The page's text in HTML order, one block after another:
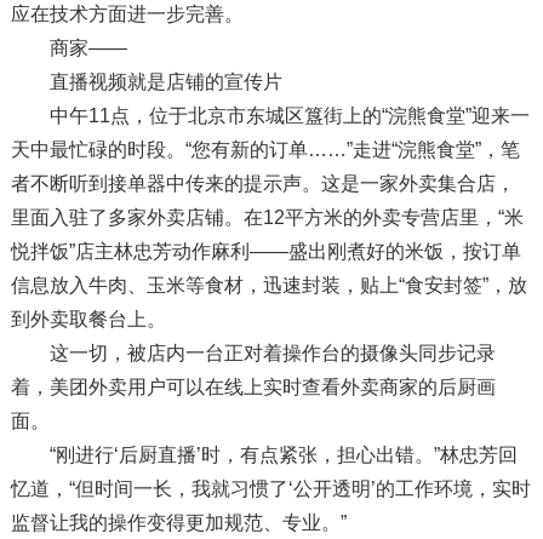
应在技术方面进一步完善。
商家——
直播视频就是店铺的宣传片
中午11点，位于北京市东城区簋街上的“浣熊食堂”迎来一
天中最忙碌的时段。“您有新的订单……”走进“浣熊食堂”，笔
者不断听到接单器中传来的提示声。这是一家外卖集合店，
里面入驻了多家外卖店铺。在12平方米的外卖专营店里，“米
悦拌饭”店主林忠芳动作麻利——盛出刚煮好的米饭，按订单
信息放入牛肉、玉米等食材，迅速封装，贴上“食安封签”，放
到外卖取餐台上。
这一切，被店内一台正对着操作台的摄像头同步记录
着，美团外卖用户可以在线上实时查看外卖商家的后厨画
面。
“刚进行‘后厨直播’时，有点紧张，担心出错。”林忠芳回
忆道，“但时间一长，我就习惯了‘公开透明’的工作环境，实时
监督让我的操作变得更加规范、专业。”